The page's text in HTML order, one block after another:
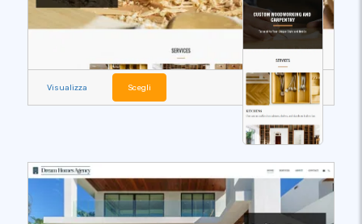
Visualizza Scegli